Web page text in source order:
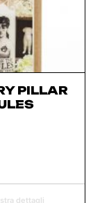
PILLAR
dettagli